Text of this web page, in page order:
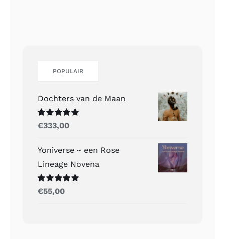
POPULAIR
Dochters van de Maan
Gewaardeerd
uit 5
€333,00
Yoniverse ~ een Rose
Lineage Novena
Gewaardeerd
uit 5
€55,00